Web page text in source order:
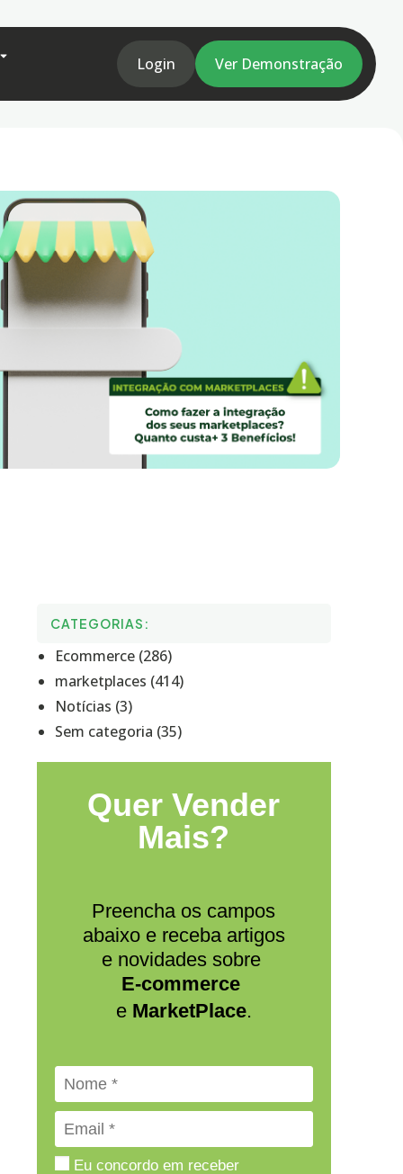
Login Ver Demonstração
CATEGORIAS:
Ecommerce (286)
marketplaces (414)
Notícias (3)
Sem categoria (35)
Quer Vender
Mais?
Preencha os campos
abaixo e receba artigos
e novidades sobre
E-commerce
e MarketPlace.
Eu concordo em receber